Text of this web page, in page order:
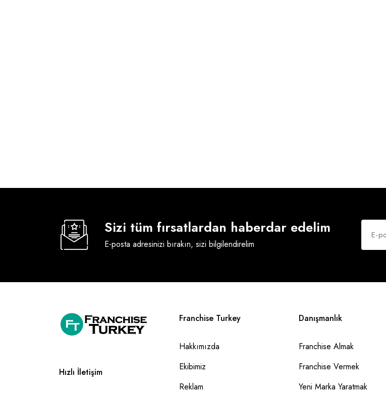
Sizi tüm fırsatlardan haberdar edelim
E-posta adresinizi bırakın, sizi bilgilendirelim
Hızlı İletişim
Franchise Turkey
Hakkımızda
Ekibimiz
Reklam
Danışmanlık
Franchise Almak
Franchise Vermek
Yeni Marka Yaratmak